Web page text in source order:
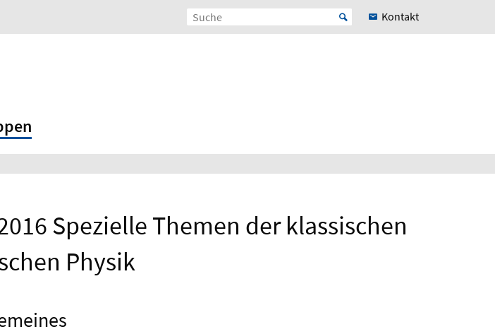
Kontakt
Spezielle Themen der klassischen
Physik